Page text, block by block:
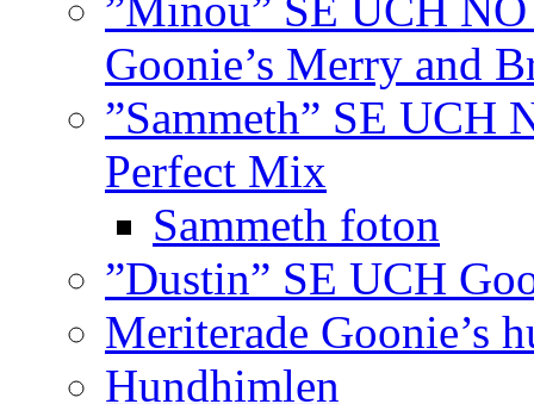
Goonie’s Merry and
”Sammeth” SE UCH
Perfect Mix
Sammeth foton
”Dustin” SE UCH
Meriterade Goonie’s
Hundhimlen